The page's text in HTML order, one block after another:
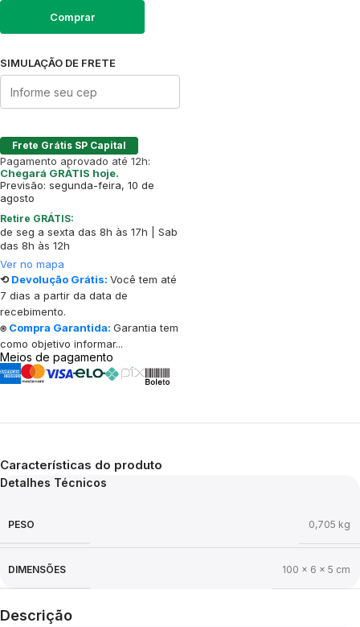
Comprar
SIMULAÇÃO DE FRETE
Frete Grátis SP Capital
Pagamento aprovado até 12h:
Chegará GRÁTIS hoje.
Previsão: segunda-feira, 10 de
agosto
Retire GRÁTIS:
de seg a sexta das 8h às 17h | Sab
das 8h às 12h
Ver no mapa
⟲ Devolução Grátis: Você tem até
7 dias a partir da data de
recebimento.
⍟ Compra Garantida: Garantia tem
como objetivo informar...
Meios de pagamento
Características do produto
Detalhes Técnicos
PESO 0,705 kg
DIMENSÕES 100 × 6 × 5 cm
Descrição